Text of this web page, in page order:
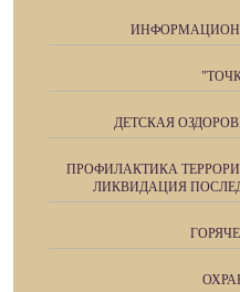
ДЕТСКАЯ
ПРОФИЛАКТИКА
ЛИКВИДАЦИЯ